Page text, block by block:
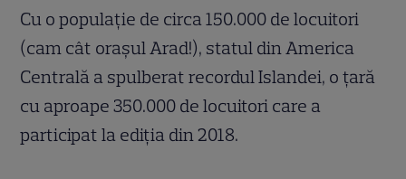
Cu o populație de circa 150.000 de locuitori
(cam cât orașul Arad!), statul din America
Centrală a spulberat recordul Islandei, o țară
cu aproape 350.000 de locuitori care a
participat la ediția din 2018.